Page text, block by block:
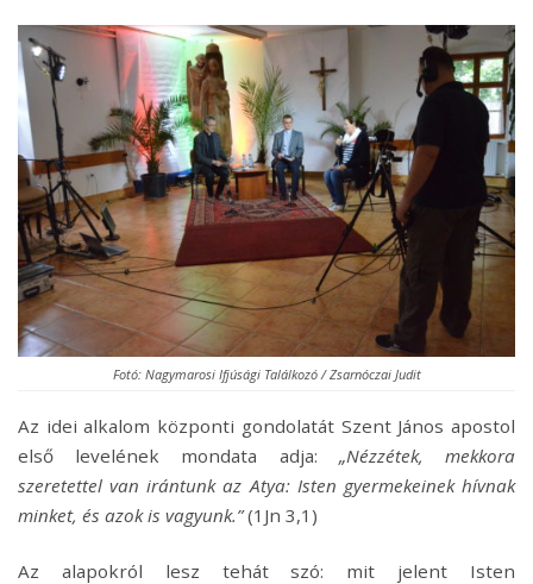
Fotó: Nagymarosi Ifjúsági Találkozó / Zsarnóczai Judit
Az idei alkalom központi gondolatát Szent János apostol
első levelének mondata adja: „Nézzétek, mekkora
szeretettel van irántunk az Atya: Isten gyermekeinek hívnak
minket, és azok is vagyunk.”(1Jn 3,1)
Az alapokról lesz tehát szó: mit jelent Isten